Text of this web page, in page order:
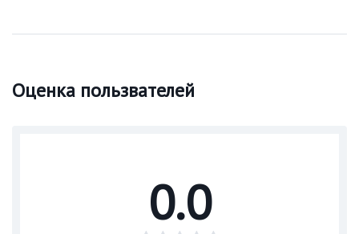
Оценка пользвателей
0.0